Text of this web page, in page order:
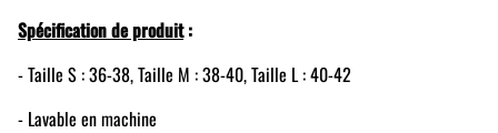
Spécification de produit:
- Taille S : 36-38,Taille M : 38-40, Taille L : 40-42
- Lavable en machine